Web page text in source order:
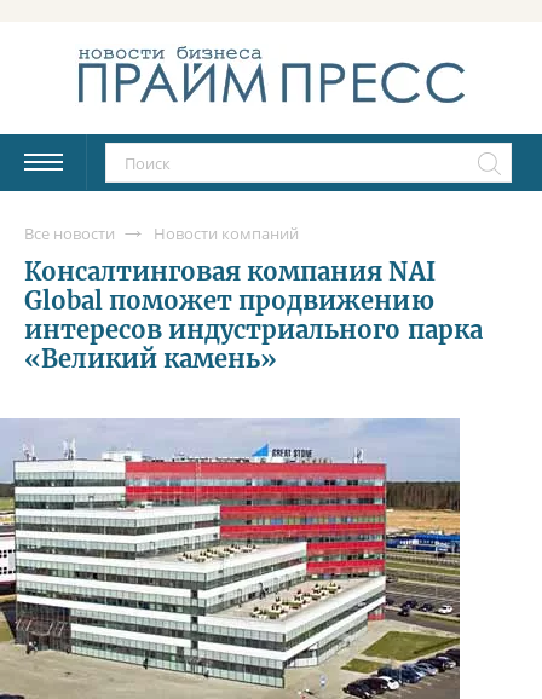
Все новости Новости компаний
Консалтинговая компания NAI
Global поможет продвижению
интересов индустриального парка
«Великий камень»